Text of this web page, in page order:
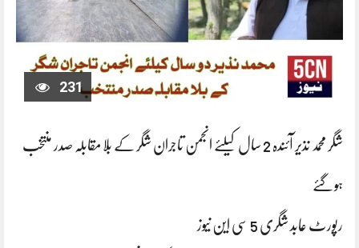
231
شگر محمد نذیر آئندہ 2 سال کیلئے انجمن تاجران شگر کے بلا مقابلہ صدر منتخب
ہوگئے
رپورٹ عابد شگری 5 سی این نیوز